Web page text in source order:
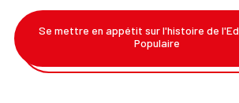
Se mettre en appétit sur l'histoire de
Populaire